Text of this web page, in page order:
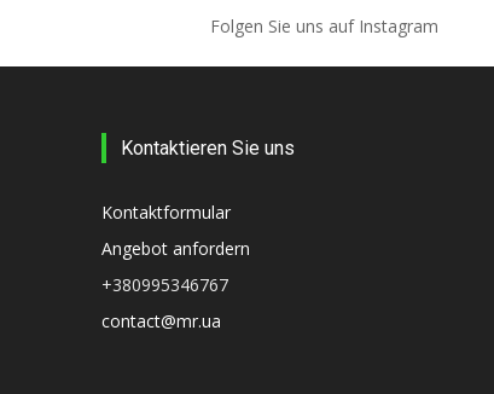
Folgen Sie uns auf Instagram
Kontaktieren Sie uns
Kontaktformular
Angebot anfordern
+380995346767
contact@mr.ua